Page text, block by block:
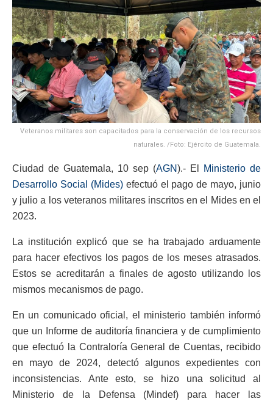
Veteranos militares son capacitados para la conservación de los recursos
naturales. /Foto: Ejército de Guatemala.
Ciudad de Guatemala, 10 sep (AGN).- El
Ministerio de
Desarrollo Social (Mides)efectuó el pago de mayo, junio
y julio a los veteranos militares inscritos en el Mides en el
2023.
La institución explicó que se ha trabajado arduamente
para hacer efectivos los pagos de los meses atrasados.
Estos se acreditarán a finales de agosto utilizando los
mismos mecanismos de pago.
En un comunicado oficial, el ministerio también informó
que un Informe de auditoría financiera y de cumplimiento
que efectuó la Contraloría General de Cuentas, recibido
en mayo de 2024, detectó algunos expedientes con
inconsistencias. Ante esto, se hizo una solicitud al
Ministerio de la Defensa (Mindef) para hacer las